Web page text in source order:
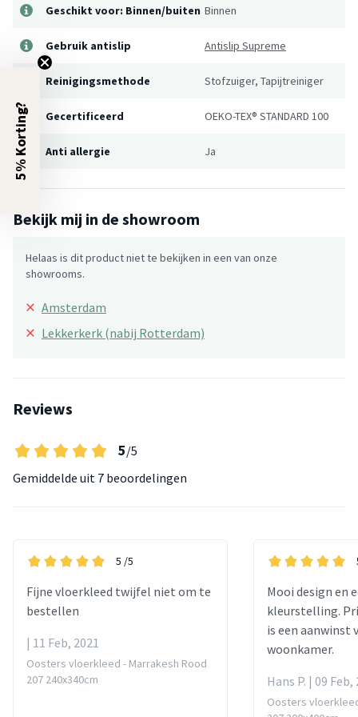
Geschikt voor: Binnen/buiten Binnen
Gebruik antislip Antislip Supreme
Reinigingsmethode Stofzuiger, Tapijtreiniger
Gecertificeerd OEKO-TEX® STANDARD 100
Anti allergie Ja
Bekijk mij in de showroom
Helaas is dit product niet te bekijken in een van onze
showrooms.
× Amsterdam
× Lekkerkerk (nabij Rotterdam)
Reviews
5/5
Gemiddelde uit 7 beoordelingen
5 /5
Fijne vloerkleed twijfel niet om te
bestellen
| 11 Feb, 2021
Oosters vloerkleed - Marrakesh Rood
207 240x340cm
Mooi design en
kleurstelling.
is een aanwinst
woonkamer.
Hans P. | 09 Feb,
Oosters
5% Korting?